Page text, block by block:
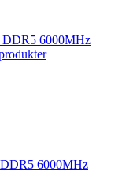
DDR5 6000MHz
6000MHz